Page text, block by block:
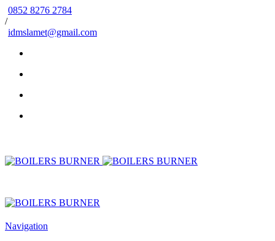
0852 8276 2784
/
idmslamet@gmail.com
Navigation